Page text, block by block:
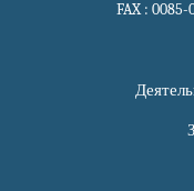
FAX :